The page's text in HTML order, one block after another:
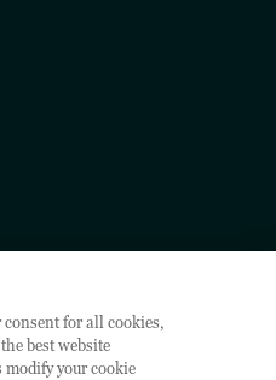
moderne
29
for all cookies,
best website
your cookie